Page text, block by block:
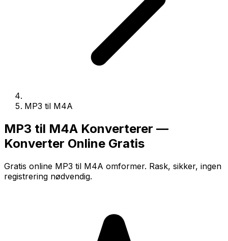
MP3 til M4A
MP3 til M4A Konverterer —
Konverter Online Gratis
Gratis online MP3 til M4A omformer. Rask, sikker, ingen
registrering nødvendig.